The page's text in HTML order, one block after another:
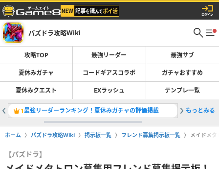
パズドラ攻略Wiki
攻略TOP 最強リーダー 最強サブ
夏休みガチャ コードギアスコラボ ガチャおすすめ
夏休みクエスト EXラッシュ テンプレ一覧
1最強リーダーランキング！夏休みガチャの評価掲載 2コード
もっとみる
ホーム パズドラ攻略Wiki 掲示板一覧 フレンド募集掲示板一覧 メイドメ
【パズドラ】